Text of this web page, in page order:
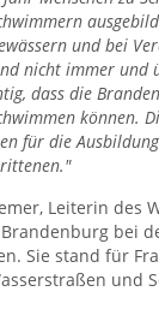
und bei
nicht immer und
dass die
können.
für die
Leiterin des
bei
Sie stand für
und